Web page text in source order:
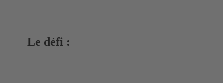
Le défi :